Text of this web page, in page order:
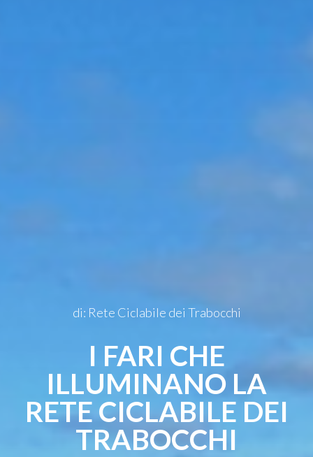
di: Rete Ciclabile dei Trabocchi
I FARI CHE
ILLUMINANO LA
RETE CICLABILE DEI
TRABOCCHI